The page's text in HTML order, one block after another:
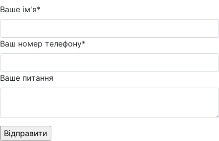
Ваше ім'я*
Ваш номер телефону*
Ваше питання